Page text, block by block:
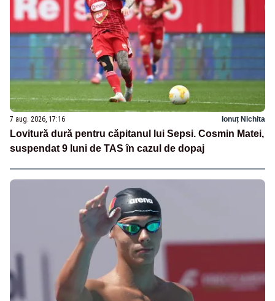
7 aug. 2026, 17:16 Ionuț Nichita
Lovitură dură pentru căpitanul lui Sepsi. Cosmin Matei,
suspendat 9 luni de TAS în cazul de dopaj